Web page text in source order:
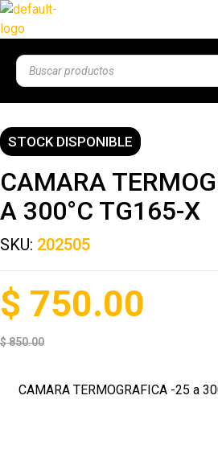
STOCK DISPONIBLE
CAMARA
A 300°C TG165-X
SKU: 202505
$850.00
$ 750.00
CAMARA TERMOGRAFICA -25 a